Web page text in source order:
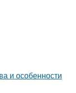
и особенности